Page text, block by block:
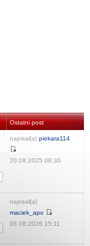
Ostatni post
napisał(a) piekara114
20.08.2025 08:30
napisał(a)
maciek_apo
06.08.2026 15:11